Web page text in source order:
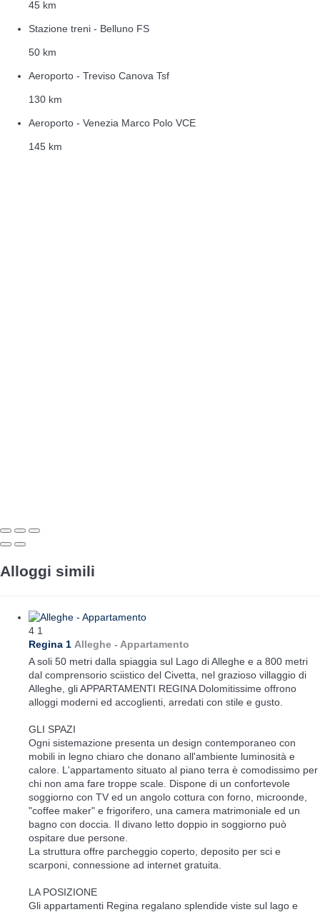
45 km
Stazione treni - Belluno FS
50 km
Aeroporto - Treviso Canova Tsf
130 km
Aeroporto - Venezia Marco Polo VCE
145 km
Alloggi simili
4 1
Regina 1 Alleghe - Appartamento
A soli 50 metri dalla spiaggia sul Lago di Alleghe e a 800 metri
dal comprensorio sciistico del Civetta, nel grazioso villaggio di
Alleghe, gli APPARTAMENTI REGINA Dolomitissime offrono
alloggi moderni ed accoglienti, arredati con stile e gusto.
GLI SPAZI
Ogni sistemazione presenta un design contemporaneo con
mobili in legno chiaro che donano all'ambiente luminosità e
calore. L'appartamento situato al piano terra è comodissimo per
chi non ama fare troppe scale. Dispone di un confortevole
soggiorno con TV ed un angolo cottura con forno, microonde,
"coffee maker" e frigorifero, una camera matrimoniale ed un
bagno con doccia. Il divano letto doppio in soggiorno può
ospitare due persone.
La struttura offre parcheggio coperto, deposito per sci e
scarponi, connessione ad internet gratuita.
LA POSIZIONE
Gli appartamenti Regina regalano splendide viste sul lago e